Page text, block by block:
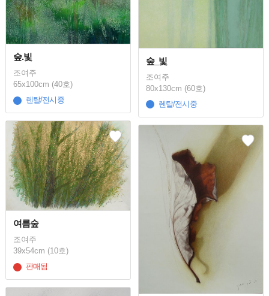
숲.빛
조여주
65x100cm (40호)
렌탈/전시중
숲_빛
조여주
80x130cm (60호)
렌탈/전시중
여름숲
조여주
39x54cm (10호)
판매됨